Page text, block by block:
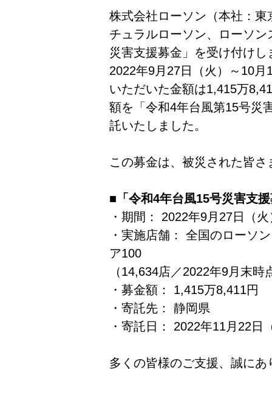
株式会社ローソン（本社：
チュラルローソン、ローソ
災害支援募金」を受け付けし
2022年9月27日（火）～10
いただいた金額は1,415万
額を「令和4年台風第15号災
託いたしました。
この募金は、被災された皆
■「令和4年台風15号災害支
・期間： 2022年9月27日（
・実施店舗： 全国のローソ
ア100
（14,634店／2022年9月末時
・募金額： 1,415万8,411円
・寄託先： 静岡県
・寄託日： 2022年11月22日
多くの皆様のご支援、誠に